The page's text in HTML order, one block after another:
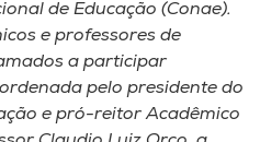
de Educação (Conae).
e professores de
a participar
pelo presidente do
e pró-reitor Acadêmico